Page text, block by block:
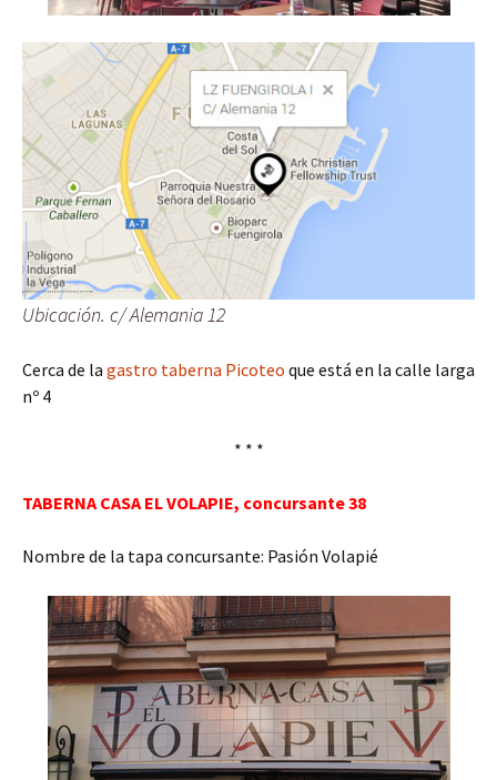
Ubicación. c/ Alemania 12
Cerca de la gastro taberna Picoteo que está en la calle larga
nº 4
* * *
TABERNA CASA EL VOLAPIE, concursante 38
Nombre de la tapa concursante: Pasión Volapié